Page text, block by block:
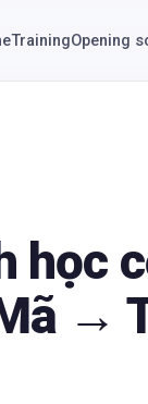
TrainingOpening
học
→